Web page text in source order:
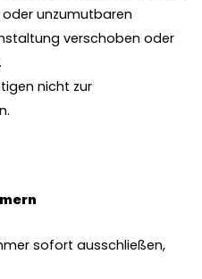
oder unzumutbaren
verschoben oder
nicht zur
sofort ausschließen,